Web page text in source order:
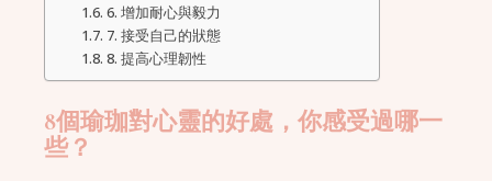
6. 增加耐心與毅力
7. 接受自己的狀態
8. 提高心理韌性
8個瑜珈對心靈的好處，你感受過哪一
些？